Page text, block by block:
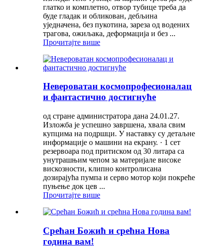
глатко и комплетно, отвор тубице треба да
буде гладак и обликован, дебљина
уједначена, без пукотина, зареза од водених
трагова, ожиљака, деформација и без ...
Прочитајте више
Невероватан космопрофесионалац
и фантастично достигнуће
од стране администратора дана 24.01.27.
Изложба је успешно завршена, хвала свим
купцима на подршци. У наставку су детаљне
информације о машини на екрану. · 1 сет
резервоара под притиском од 30 литара са
унутрашњим чепом за материјале високе
вискозности, клипно контролисана
дозирајућа пумпа и серво мотор који покреће
пуњење док цев ...
Прочитајте више
Срећан Божић и срећна Нова
година вам!